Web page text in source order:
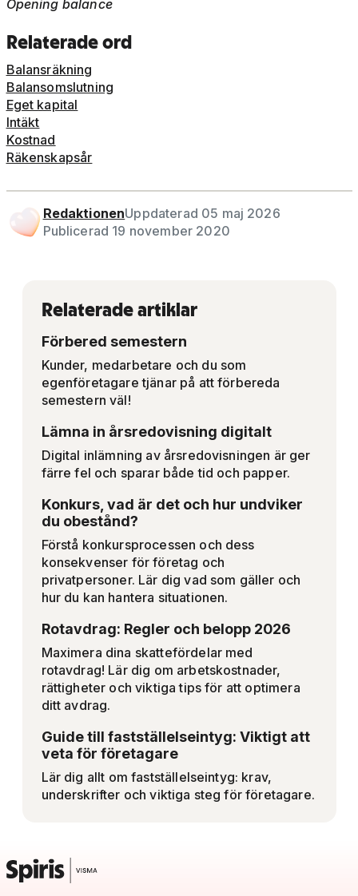
Opening balance
Relaterade ord
Balansräkning
Balansomslutning
Eget kapital
Intäkt
Kostnad
Räkenskapsår
RedaktionenUppdaterad 05 maj 2026
Publicerad 19 november 2020
Relaterade artiklar
Förbered semestern
Kunder, medarbetare och du som
egenföretagare tjänar på att förbereda
semestern väl!
Lämna in årsredovisning digitalt
Digital inlämning av årsredovisningen är ger
färre fel och sparar både tid och papper.
Konkurs, vad är det och hur undviker
du obestånd?
Förstå konkursprocessen och dess
konsekvenser för företag och
privatpersoner. Lär dig vad som gäller och
hur du kan hantera situationen.
Rotavdrag: Regler och belopp 2026
Maximera dina skattefördelar med
rotavdrag! Lär dig om arbetskostnader,
rättigheter och viktiga tips för att optimera
ditt avdrag.
Guide till fastställelseintyg: Viktigt att
veta för företagare
Lär dig allt om fastställelseintyg: krav,
underskrifter och viktiga steg för företagare.